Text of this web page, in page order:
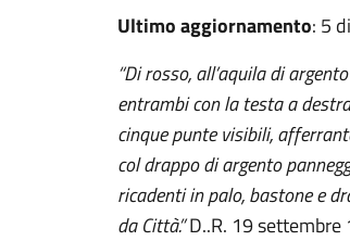
Ultimo aggiornamento: 5
“Di rosso, all’aquila di
entrambi con la testa a
cinque punte visibili,
col drappo di argento
ricadenti in palo, bastone e
da Città.”D..R. 19 settembre